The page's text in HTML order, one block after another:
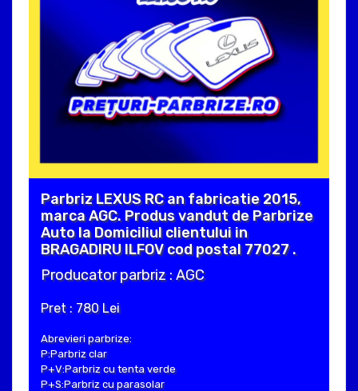
Parbriz LEXUS RC an fabricatie 2015,
marca AGC. Produs vandut de Parbrize
Auto la Domiciliul clientului in
BRAGADIRU ILFOV cod postal 77027 .
Producator parbriz : AGC
Pret : 780 Lei
Abrevieri parbrize:
P:Parbriz clar
P+V:Parbriz cu tenta verde
P+S:Parbriz cu parasolar